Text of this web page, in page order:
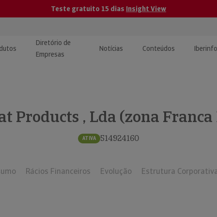
Teste gratuito 15 dias Insight View
e Monitorização de
Diretório de
Empresas
Notícias Conteúdos
| Estudos e
Products , Lda (zona
ATIVA 514924160
Rácios Financeiros Evolução Estrutura Corporativa